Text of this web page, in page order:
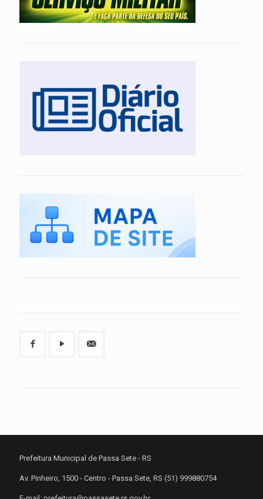
Prefeitura Municipal de Passa Sete - RS
Av. Pinheiro, 1500 - Centro - Passa Sete, RS (51) 999880754